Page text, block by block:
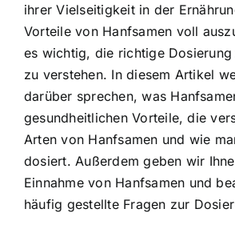
ihrer Vielseitigkeit in der
Vorteile von Hanfsamen voll
es wichtig, die richtige Dosierung
zu verstehen. In diesem Artikel
darüber sprechen, was
gesundheitlichen Vorteile, die
Arten von Hanfsamen und wie
dosiert. Außerdem geben wir
Einnahme von Hanfsamen und
häufig gestellte Fragen zur